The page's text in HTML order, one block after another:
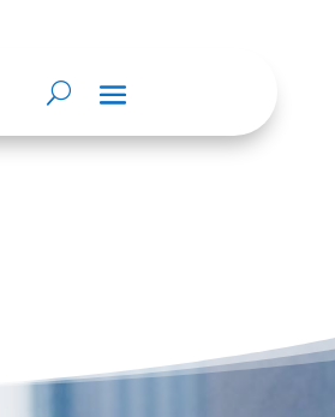
de supervisión,
pertinente del